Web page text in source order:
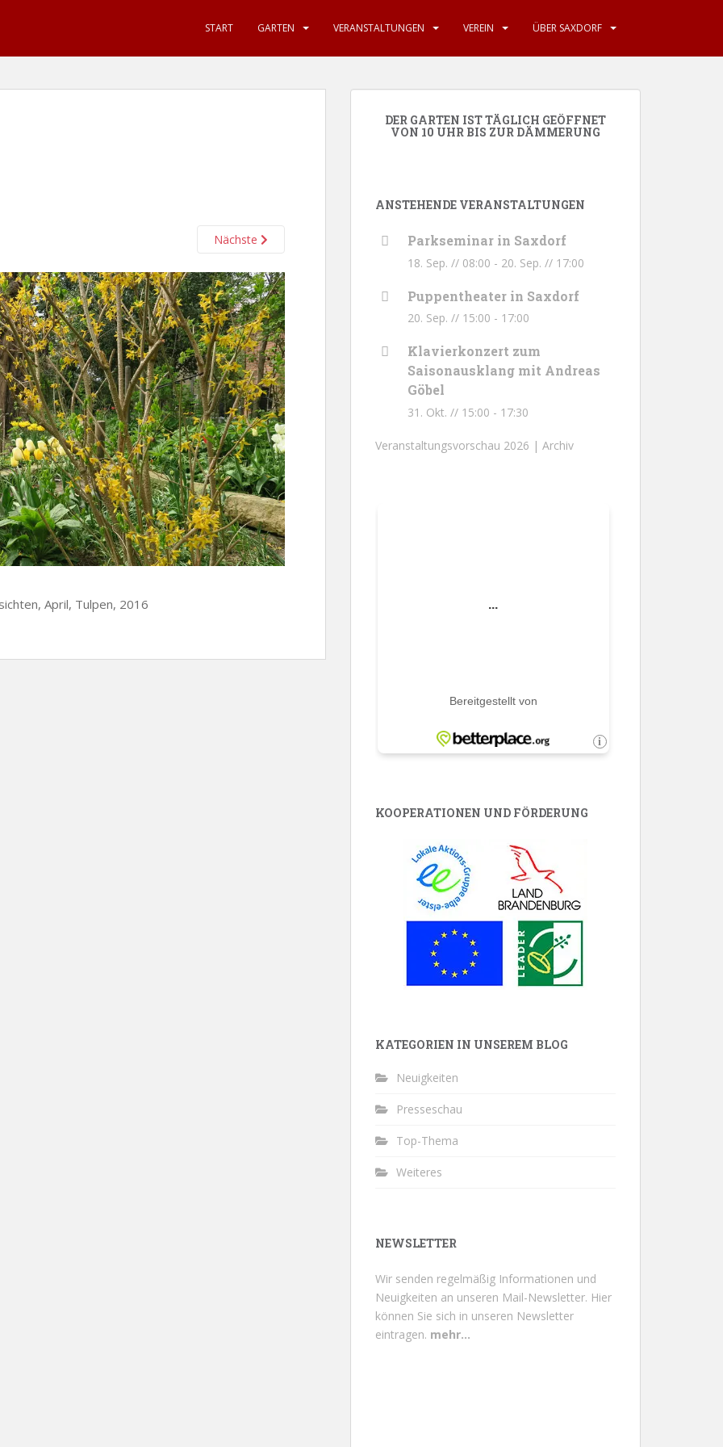
START GARTEN VERANSTALTUNGEN VEREIN ÜBER SAXDORF
Nächste
April, Tulpen, 2016
DER GARTEN IST TÄGLICH GEÖFFNET
VON 10 UHR BIS ZUR DÄMMERUNG
ANSTEHENDE VERANSTALTUNGEN
Parkseminar in Saxdorf
18. Sep. // 08:00 - 20. Sep. // 17:00
Puppentheater in Saxdorf
20. Sep. // 15:00 - 17:00
Klavierkonzert zum
Saisonausklang mit Andreas
Göbel
31. Okt. // 15:00 - 17:30
Veranstaltungsvorschau 2026 | Archiv
KOOPERATIONEN UND FÖRDERUNG
KATEGORIEN IN UNSEREM BLOG
Neuigkeiten
Presseschau
Top-Thema
Weiteres
NEWSLETTER
Wir senden regelmäßig Informationen und
Neuigkeiten an unseren Mail-Newsletter. Hier
können Sie sich in unseren Newsletter
eintragen. mehr...